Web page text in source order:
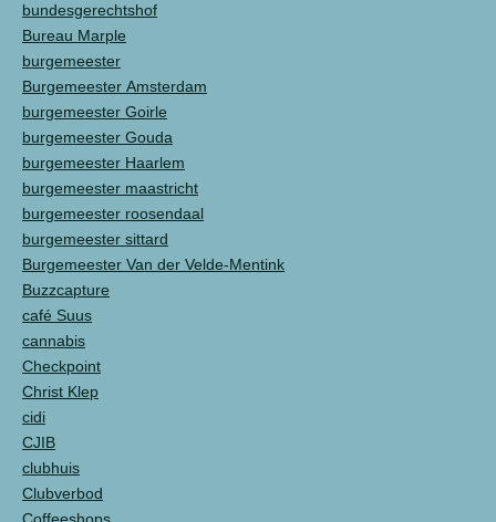
bundesgerechtshof
Bureau Marple
burgemeester
Burgemeester Amsterdam
burgemeester Goirle
burgemeester Gouda
burgemeester Haarlem
burgemeester maastricht
burgemeester roosendaal
burgemeester sittard
Burgemeester Van der Velde-Mentink
Buzzcapture
café Suus
cannabis
Checkpoint
Christ Klep
cidi
CJIB
clubhuis
Clubverbod